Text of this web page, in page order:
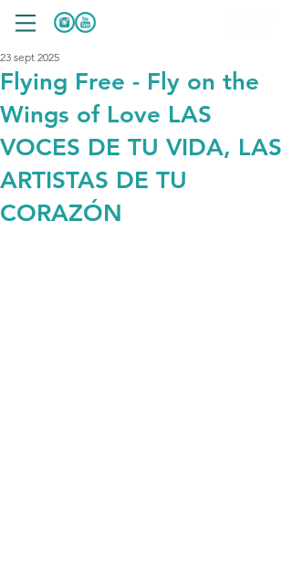
Flying Free - Fly on the
Wings of Love LAS
VOCES DE TU VIDA, LAS
ARTISTAS DE TU
CORAZÓN
23 sept 2025